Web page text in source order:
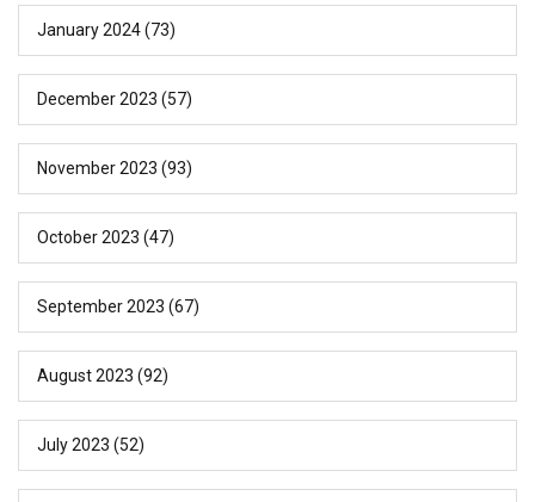
January 2024(73)
December 2023 (57)
November 2023 (93)
October 2023 (47)
September 2023 (67)
August 2023 (92)
July 2023 (52)